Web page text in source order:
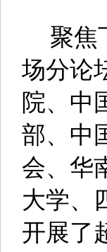
讨，
益的借